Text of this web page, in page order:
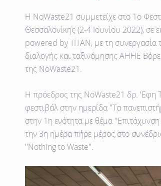
H NoWaste21 συμμετείχε στο 1ο
Θεσσαλονίκης (2-4 Ιουνίου 2022), σε
powered by TITAN, με τη
διαλογής και ταξινόμησης ΑΗΗΕ
της NoWaste21.
H πρόεδρος της ΝοWaste21 δρ. 'Εφη
φεστιβάλ στην ημερίδα ''Τα
στην 1η ενότητα με θέμα
την 3η ημέρα πήρε μέρος στο
''Nothing to Waste''.